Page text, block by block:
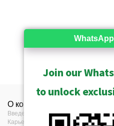
О компании
Введение
Карьера
Контакты
Где купить
WhatsApp
Join our
to unlock